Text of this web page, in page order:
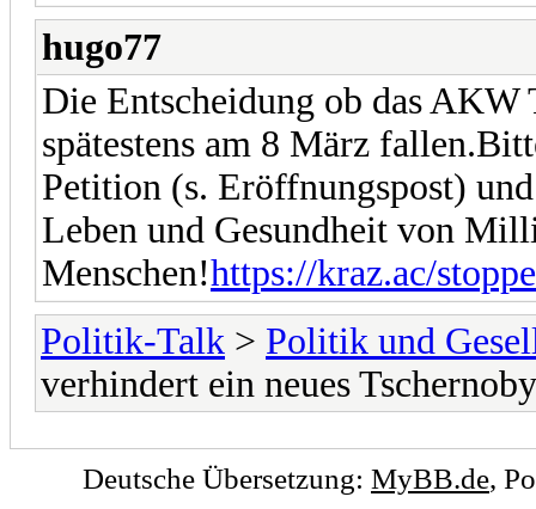
hugo77
Die Entscheidung ob das
spätestens am 8 März
Petition (s. Eröffnungspost)
Leben und Gesundheit von
Menschen!https://kraz.ac/
Politik-Talk > Politik und
verhindert ein neues
Deutsche Übersetzung: MyBB.de,